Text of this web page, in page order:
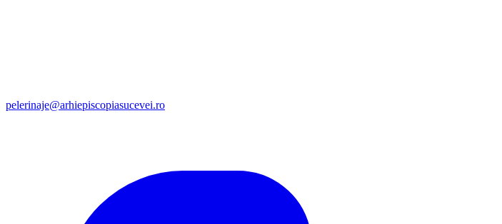
pelerinaje@arhiepiscopiasucevei.ro